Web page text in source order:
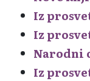
Iz
Iz
Narodni
Iz